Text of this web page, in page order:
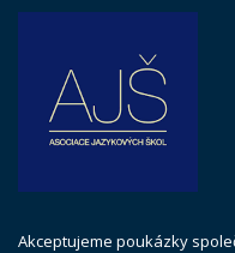
Akceptujeme poukázky